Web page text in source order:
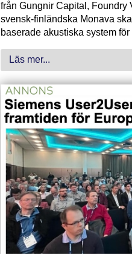
från Gungnir Capital, Foundry
svensk-finländska Monava
baserade akustiska system
Läs mer...